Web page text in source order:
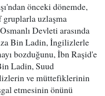
önceki dönemde,
gruplarla uzlaşma
Devleti arasında
Bin Ladin, İngilizlerle
bozduğunu, İbn Raşid'e
Ladin, Suud
ve müttefiklerinin
etmesinin önünü